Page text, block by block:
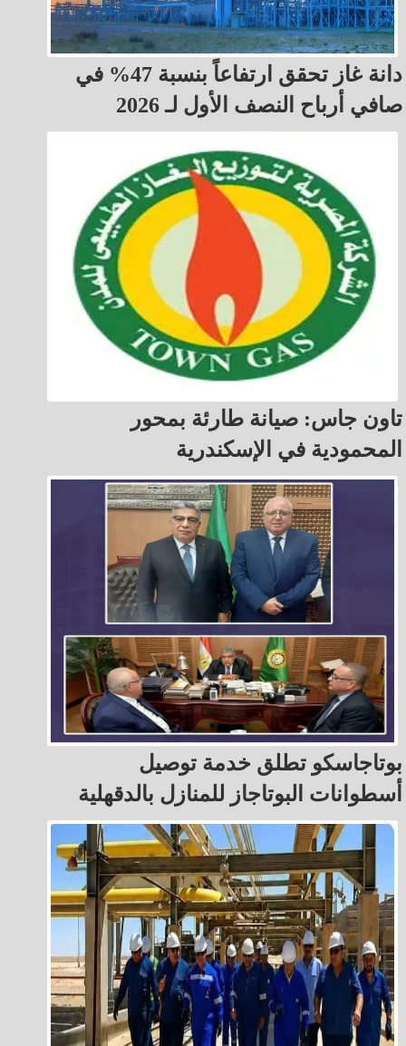
دانة غاز تحقق ارتفاعاً بنسبة 47% في
صافي أرباح النصف الأول لـ 2026
تاون جاس: صيانة طارئة بمحور
المحمودية في الإسكندرية
بوتاجاسكو تطلق خدمة توصيل
أسطوانات البوتاجاز للمنازل بالدقهلية